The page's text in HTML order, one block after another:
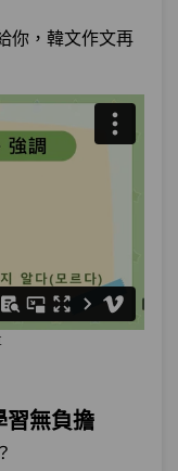
你，韓文作文再
習無負擔